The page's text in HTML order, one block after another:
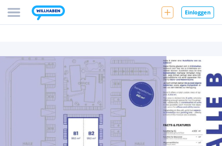
Einloggen